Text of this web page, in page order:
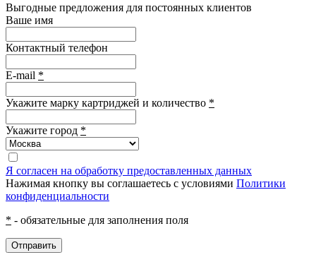
Выгодные предложения для постоянных клиентов
Ваше имя
Контактный телефон
E-mail *
Укажите марку картриджей и количество *
Укажите город *
Я согласен на обработку предоставленных данных
Нажимая кнопку вы соглашаетесь с условиями Политики
конфиденциальности
* - обязательные для заполнения поля
Отправить